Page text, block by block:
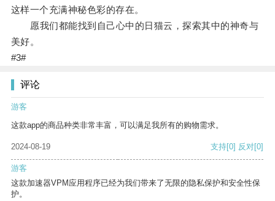
这样一个充满神秘色彩的存在。
愿我们都能找到自己心中的日猫云，探索其中的神奇与
美好。
#3#
评论
游客
这款app的商品种类非常丰富，可以满足我所有的购物需求。
2024-08-19 支持[0] 反对[0]
游客
这款加速器VPM应用程序已经为我们带来了无限的隐私保护和安全性保
护。